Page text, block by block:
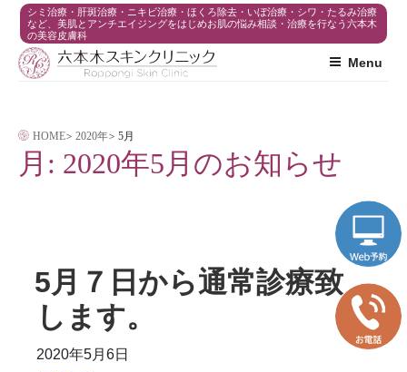
シミ治療・肝斑治療・ニキビ治療・ほくろ除去・いぼ治療・シワ・たるみ治療
など、美肌とアンチエイジングをはじめお肌の悩み相談・治療を行なう六本木
の美容皮膚科
Menu
HOME> 2020年> 5月
月: 2020年5月 のお知らせ
5月７日から通常診療致
します。
2020年5月6日